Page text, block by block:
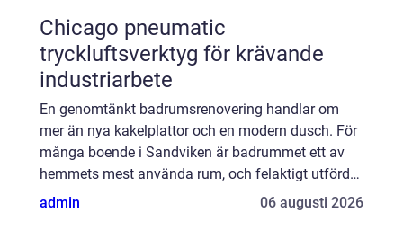
Chicago pneumatic
tryckluftsverktyg för krävande
industriarbete
En genomtänkt badrumsrenovering handlar om
mer än nya kakelplattor och en modern dusch. För
många boende i Sandviken är badrummet ett av
hemmets mest använda rum, och felaktigt utförda
arbeten kan bli både dyra och riskabla på sikt. Med
admin 06 augusti 2026